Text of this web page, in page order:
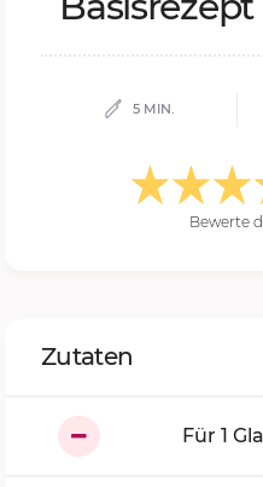
5 MIN.
Bewerte
Zutaten
Für 1